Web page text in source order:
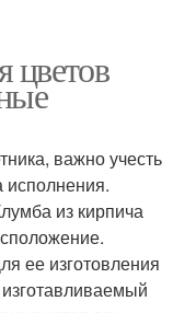
цветов
важно учесть
исполнения.
из кирпича
ее изготовления